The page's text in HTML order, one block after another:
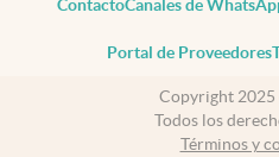
ContactoCanales de
Portal de Proveedores
Copyright 2025
Todos los
Términos y